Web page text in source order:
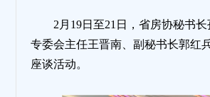
2月19日至21日，省房协秘书
专委会主任王晋南、副秘书长郭红
座谈活动。